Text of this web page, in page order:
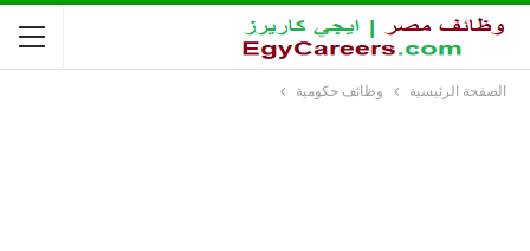
الصفحة الرئيسية وظائف حكومية